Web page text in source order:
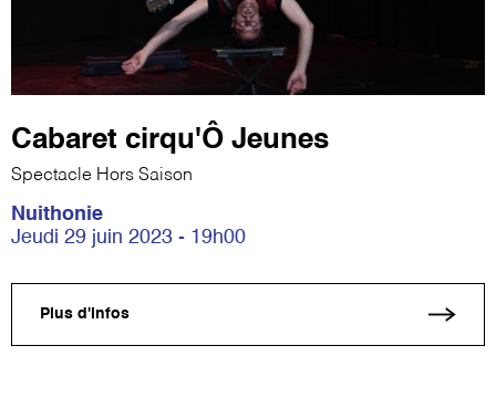
Cabaret cirqu'Ô Jeunes
Spectacle Hors Saison
Nuithonie
Jeudi 29 juin 2023 - 19h00
Plus d'infos